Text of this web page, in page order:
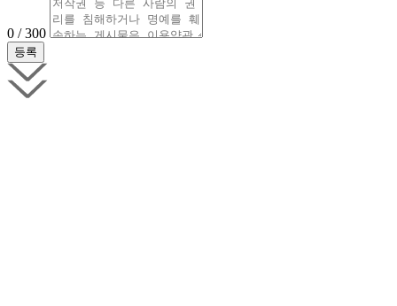
0 / 300